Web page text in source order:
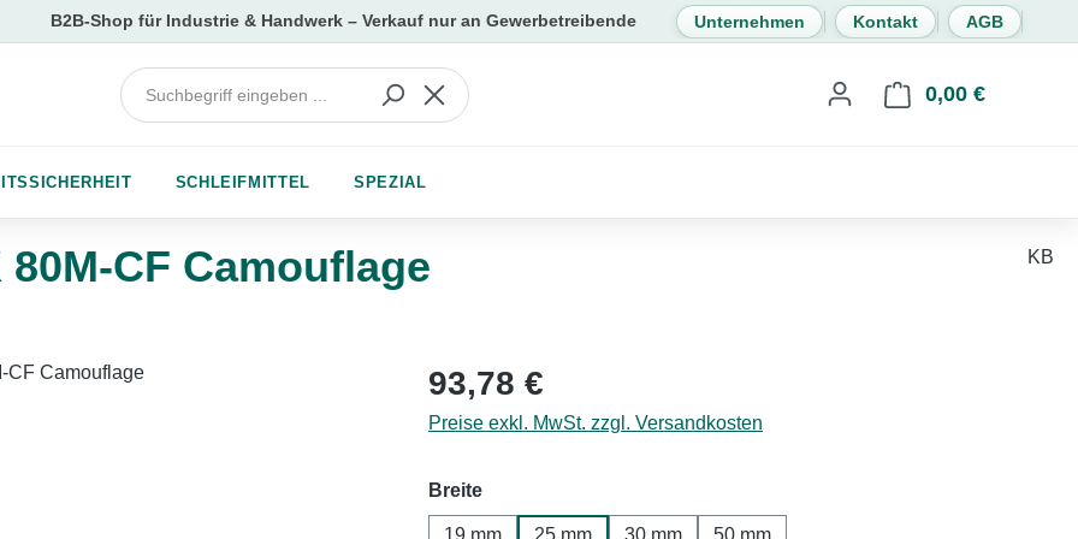
Unternehmen Kontakt AGB
0,00 €
SCHLEIFMITTEL SPEZIAL
CF Camouflage KB
Regulärer Preis:
93,78 €
Preise exkl. MwSt. zzgl. Versandkosten
Breiteauswählen
19 mm 25 mm 30 mm 50 mm